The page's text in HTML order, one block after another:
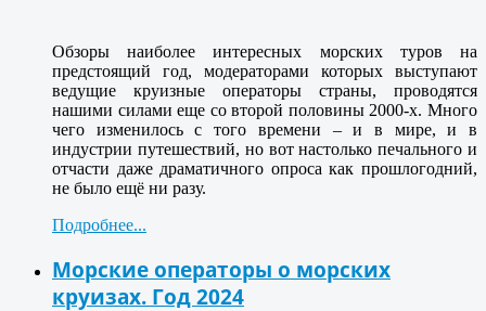
Обзоры наиболее интересных морских туров на
предстоящий год, модераторами которых выступают
ведущие круизные операторы страны, проводятся
нашими силами еще со второй половины 2000-х. Много
чего изменилось с того времени – и в мире, и в
индустрии путешествий, но вот настолько печального и
отчасти даже драматичного опроса как прошлогодний,
не было ещё ни разу.
Подробнее...
Морские операторы о морских
круизах. Год 2024